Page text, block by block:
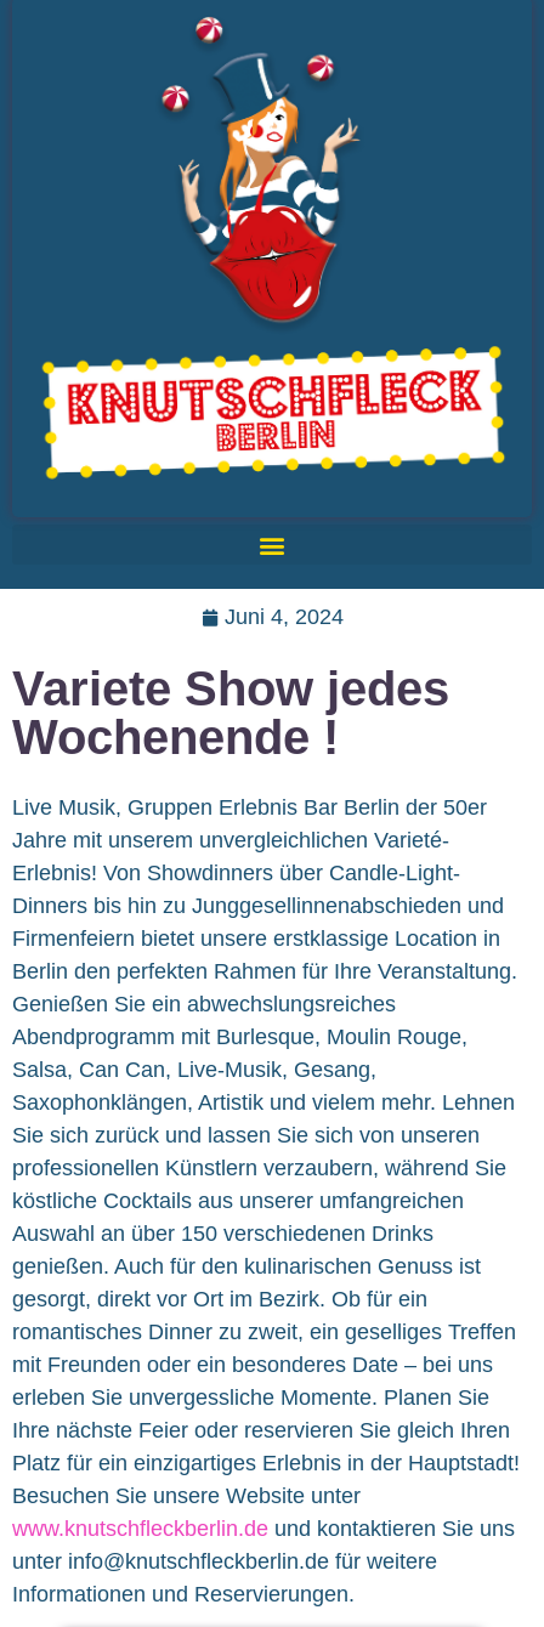
Juni 4, 2024
Variete Show jedes
Wochenende !
Live Musik, Gruppen Erlebnis Bar Berlin der 50er
Jahre mit unserem unvergleichlichen Varieté-
Erlebnis! Von Showdinners über Candle-Light-
Dinners bis hin zu Junggesellinnenabschieden und
Firmenfeiern bietet unsere erstklassige Location in
Berlin den perfekten Rahmen für Ihre Veranstaltung.
Genießen Sie ein abwechslungsreiches
Abendprogramm mit Burlesque, Moulin Rouge,
Salsa, Can Can, Live-Musik, Gesang,
Saxophonklängen, Artistik und vielem mehr. Lehnen
Sie sich zurück und lassen Sie sich von unseren
professionellen Künstlern verzaubern, während Sie
köstliche Cocktails aus unserer umfangreichen
Auswahl an über 150 verschiedenen Drinks
genießen. Auch für den kulinarischen Genuss ist
gesorgt, direkt vor Ort im Bezirk. Ob für ein
romantisches Dinner zu zweit, ein geselliges Treffen
mit Freunden oder ein besonderes Date – bei uns
erleben Sie unvergessliche Momente. Planen Sie
Ihre nächste Feier oder reservieren Sie gleich Ihren
Platz für ein einzigartiges Erlebnis in der Hauptstadt!
Besuchen Sie unsere Website unter
www.knutschfleckberlin.de und kontaktieren Sie uns
unter info@knutschfleckberlin.de für weitere
Informationen und Reservierungen.